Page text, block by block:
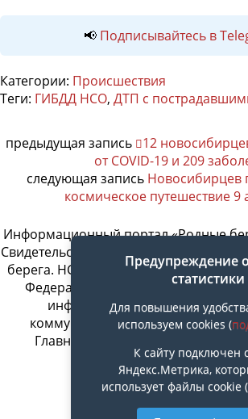
📢 Подписывайтесь в
Категории: Происшествия
Теги: ГИБДД НСО, ДТП с
предыдущая запись
12
от COVID-19 и 209
следующая запись Новосибирцев
космическое путешествие 9
Информационный портал «Родные
Свидетельство о регистрации
берега. НСК»: Эл № ФС77-74717 от
Федеральной службой по надзору
информационных технологий и
коммуникаций. Учредитель ООО
Главный редактор Байжанов
Предупреждение
статистики
Для повышения
используем cookies (
К сайту подключен
Яндекс.Метрика,
использует файлы cookie (
Наверх